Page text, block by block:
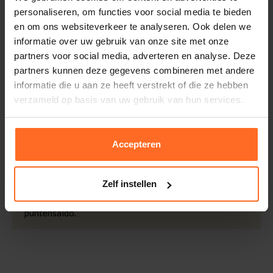
personaliseren, om functies voor social media te bieden
en om ons websiteverkeer te analyseren. Ook delen we
informatie over uw gebruik van onze site met onze
partners voor social media, adverteren en analyse. Deze
partners kunnen deze gegevens combineren met andere
informatie die u aan ze heeft verstrekt of die ze hebben
verzameld op basis van uw gebruik van hun services.
Accepteren
Zelf instellen
Mouwlengte
Korte Mouw
Kleur
Beige
Patroon
Streep
Halslijn
Ronde Hals
Retourneren
Binnen 30 dagen eenvoudig retourneren via DHL voor
slechts € 4,95 of op eigen kosten via PostNL. In de
Bomont winkels kunt u ook gratis retourneren.
Betalen
één van de vele betaalopties.
Besteed € 100,- binnen een half jaar en krijg € 5,- retour
in de vorm van een waardecheque. Log in je account en
bekijk evt. openstaande waardecheques en je
puntensaldo.